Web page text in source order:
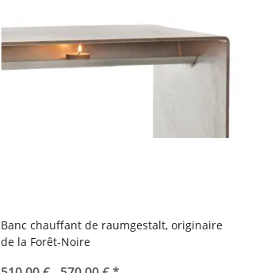
Banc chauffant de raumgestalt, originaire
de la Forêt-Noire